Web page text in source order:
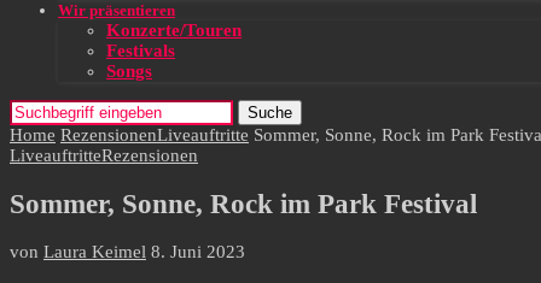
Wir präsentieren
Konzerte/Touren
Festivals
Songs
Suche
Home RezensionenLiveauftritte Sommer, Sonne, Rock im Park
LiveauftritteRezensionen
Sommer, Sonne, Rock im Park Festival
von Laura Keimel 8. Juni 2023